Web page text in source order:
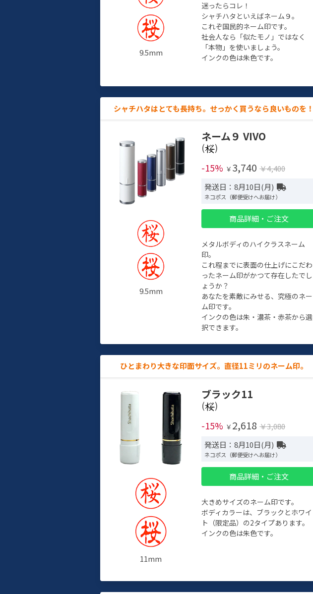
9.5mm
迷ったらコレ！
シャチハタといえばネーム９。
これぞ国民的ネーム印です。
社会人なら「似たモノ」ではなく
「本物」を使いましょう。
インクの色は朱色です。
シャチハタはとても長持ち。せっかく買うなら良いものを！
9.5mm
ネーム９ VIVO
(
)
-15% ￥ 3,740 ￥4,400
発送日：8月10日(月)
ネコポス（郵便受けへお届け）
商品詳細・ご注文
メタルボディのハイクラスネーム
印。
これ程までに表面の仕上げにこだわ
ったネーム印がかつて存在したでし
ょうか？
あなたを素敵にみせる、究極のネー
ム印です。
インクの色は朱・濃茶・赤茶から選
択できます。
ひとまわり大きな印面サイズ。直径11ミリのネーム印。
11mm
ブラック11
(
)
-15% ￥ 2,618 ￥3,080
発送日：8月10日(月)
ネコポス（郵便受けへお届け）
商品詳細・ご注文
大きめサイズのネーム印です。
ボディカラーは、ブラックとホワイ
ト（限定品）の2タイプあります。
インクの色は朱色です。